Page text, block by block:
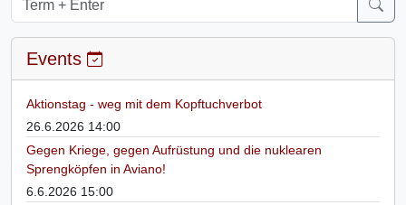
Events
Aktionstag - weg mit dem Kopftuchverbot
26.6.2026 14:00
Gegen Kriege, gegen Aufrüstung und die nuklearen
Sprengköpfen in Aviano!
6.6.2026 15:00